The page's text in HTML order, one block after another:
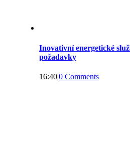
Inovativní energetické
požadavky
16:40|0 Comments